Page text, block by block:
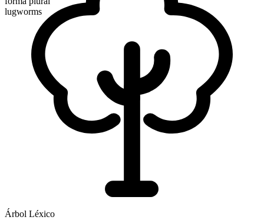
lugworms
Árbol Léxico